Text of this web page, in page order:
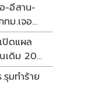
-อีสาน-
ม.เจอ
ปิดแผล
เดิม 20
มทำร้าย